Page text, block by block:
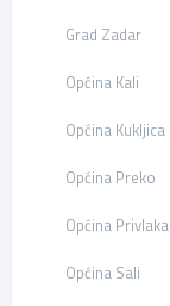
Grad Zadar
Općina Kali
Općina Kukljica
Općina Preko
Općina Privlaka
Općina Sali